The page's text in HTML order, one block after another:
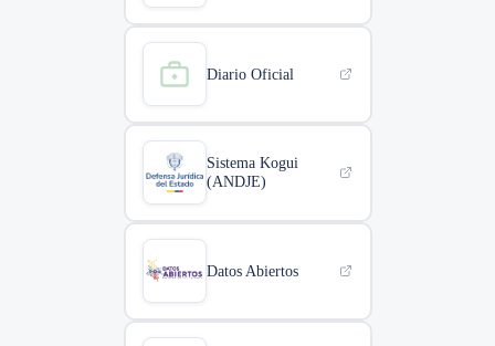
Diario Oficial
Sistema Kogui
(ANDJE)
Datos Abiertos